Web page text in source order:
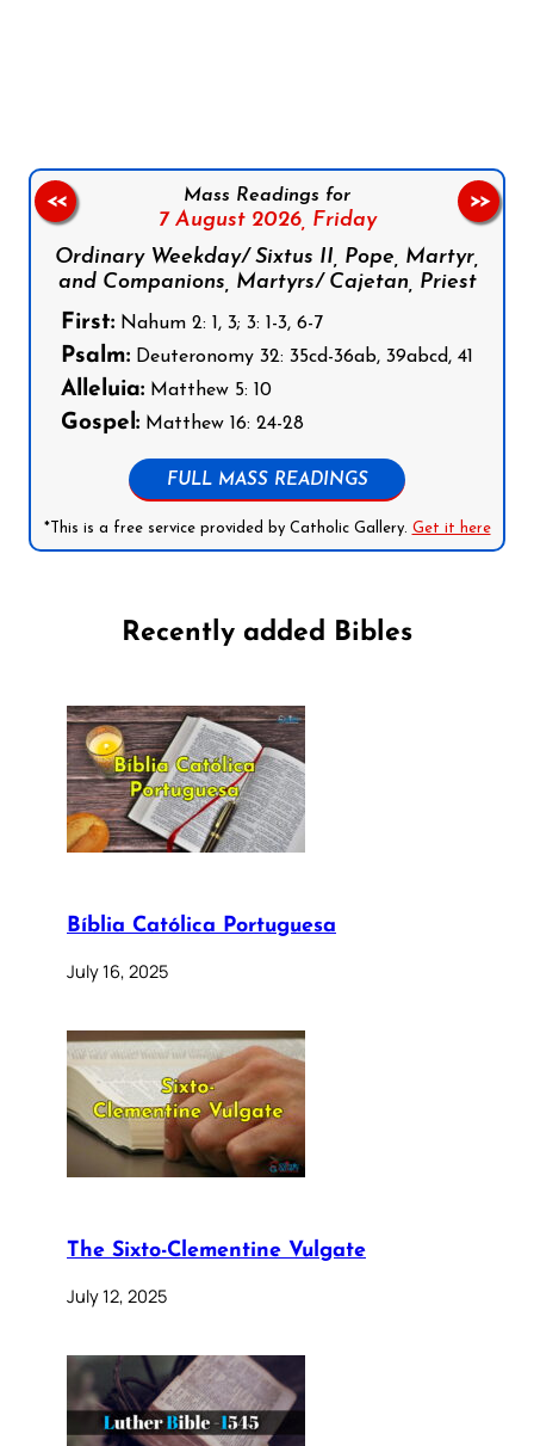
Mass Readings for
7 August 2026, Friday
Ordinary Weekday/ Sixtus II, Pope, Martyr,
and Companions, Martyrs/ Cajetan, Priest
First: Nahum 2: 1, 3; 3: 1-3, 6-7
Psalm: Deuteronomy 32: 35cd-36ab, 39abcd, 41
Alleluia: Matthew 5: 10
Gospel: Matthew 16: 24-28
FULL MASS READINGS
*This is a free service provided by Catholic Gallery. Get it here
<< >>
Recently added Bibles
Bíblia Católica Portuguesa
July 16, 2025
The Sixto-Clementine Vulgate
July 12, 2025